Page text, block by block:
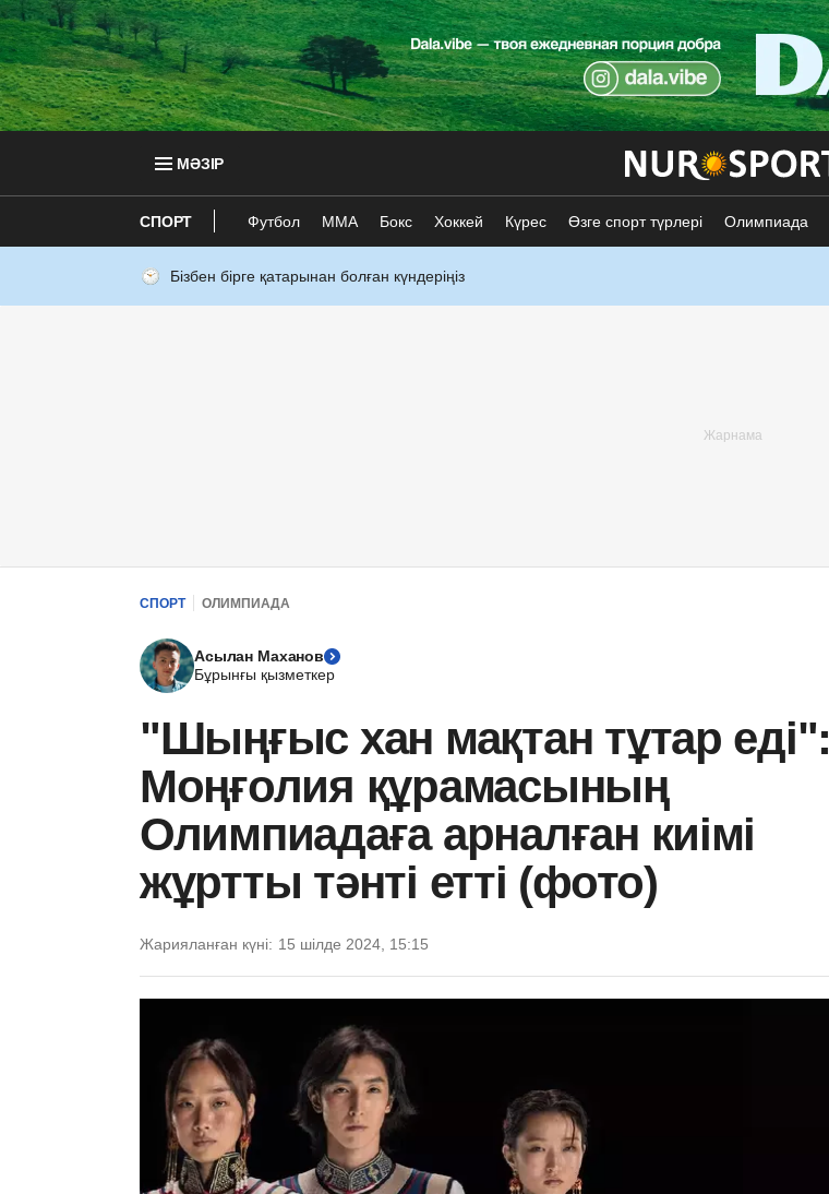
МӘЗІР
СПОРТ Футбол ММА Бокс Хоккей Күрес Өзге спорт түрлері Олимпиада
Бізбен бірге қатарынан болған күндеріңіз
СПОРТ ОЛИМПИАДА
Асылан Маханов
Бұрынғы қызметкер
"Шыңғыс хан мақтан тұтар еді":
Моңғолия құрамасының
Олимпиадаға арналған киімі
жұртты тәнті етті (фото)
Жарияланған күні: 15 шілде 2024, 15:15